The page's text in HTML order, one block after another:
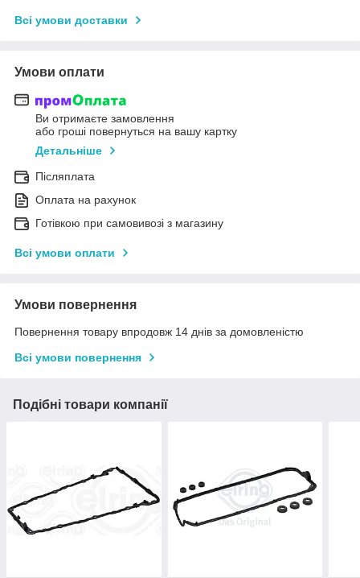
Всі умови доставки
Умови оплати
Ви отримаєте замовлення
або гроші повернуться на вашу картку
Детальніше
Післяплата
Оплата на рахунок
Готівкою при самовивозі з магазину
Всі умови оплати
Умови повернення
Повернення товару впродовж 14 днів за домовленістю
Всі умови повернення
Подібні товари компанії